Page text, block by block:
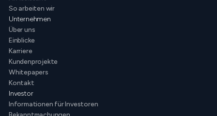
So arbeiten wir
Unternehmen
Über uns
Einblicke
Karriere
Kundenprojekte
Whitepapers
Kontakt
Investor
Informationen für Investoren